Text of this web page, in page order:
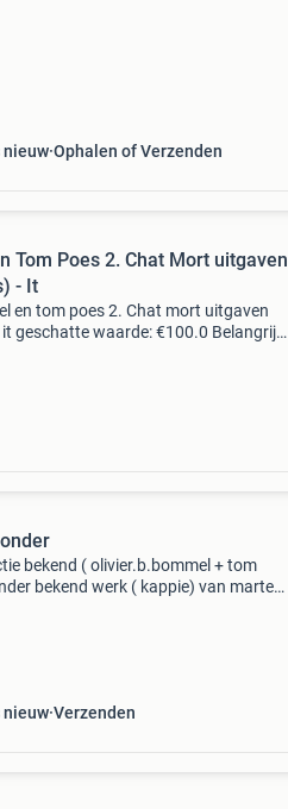
nieuw Ophalen of Verzenden
Tom Poes 2. Chat Mort uitgaven
- It
en tom poes 2. Chat mort uitgaven
it geschatte waarde: €100.0 Belangrijk:
bekend ( olivier.b.bommel + tom
bekend werk ( kappie) van marten
nieuw Verzenden